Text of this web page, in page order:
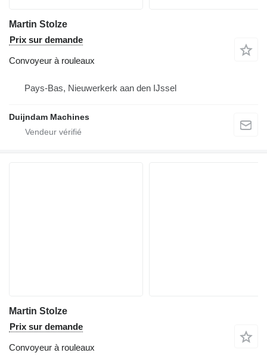
Martin Stolze
Prix sur demande
Convoyeur à rouleaux
Pays-Bas, Nieuwerkerk aan den IJssel
Duijndam Machines
Martin Stolze
Prix sur demande
Convoyeur à rouleaux